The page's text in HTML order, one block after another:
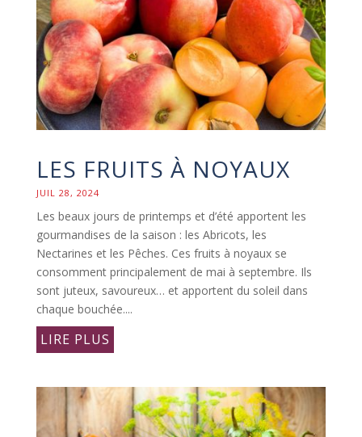
LES FRUITS À NOYAUX
JUIL 28, 2024
Les beaux jours de printemps et d’été apportent les
gourmandises de la saison : les Abricots, les
Nectarines et les Pêches. Ces fruits à noyaux se
consomment principalement de mai à septembre. Ils
sont juteux, savoureux… et apportent du soleil dans
chaque bouchée....
LIRE PLUS